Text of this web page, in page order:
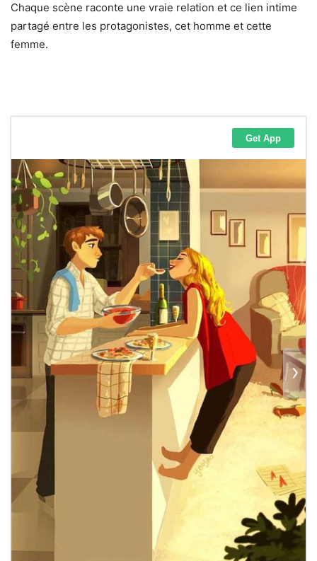
Chaque scène raconte une vraie relation et ce lien intime
partagé entre les protagonistes, cet homme et cette
femme.